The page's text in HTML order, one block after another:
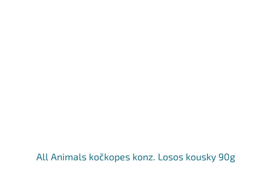
All Animals kočkopes konz. Losos kousky 90g